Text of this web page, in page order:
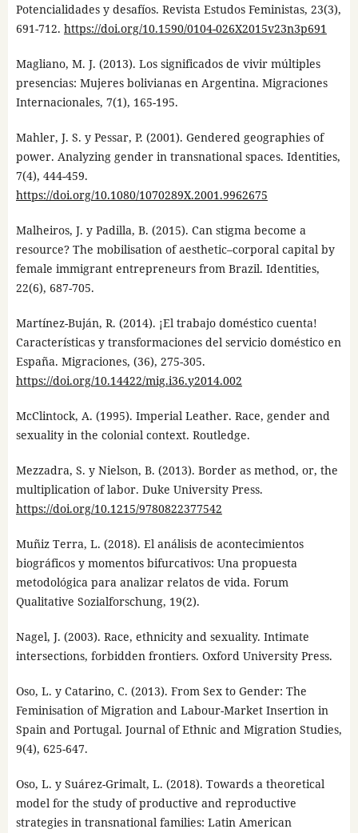
Potencialidades y desafíos. Revista Estudos Feministas, 23(3),
691-712. https://doi.org/10.1590/0104-026X2015v23n3p691
Magliano, M. J. (2013). Los significados de vivir múltiples
presencias: Mujeres bolivianas en Argentina. Migraciones
Internacionales, 7(1), 165-195.
Mahler, J. S. y Pessar, P. (2001). Gendered geographies of
power. Analyzing gender in transnational spaces. Identities,
7(4), 444-459.
https://doi.org/10.1080/1070289X.2001.9962675
Malheiros, J. y Padilla, B. (2015). Can stigma become a
resource? The mobilisation of aesthetic–corporal capital by
female immigrant entrepreneurs from Brazil. Identities,
22(6), 687-705.
Martínez-Buján, R. (2014). ¡El trabajo doméstico cuenta!
Características y transformaciones del servicio doméstico en
España. Migraciones, (36), 275-305.
https://doi.org/10.14422/mig.i36.y2014.002
McClintock, A. (1995). Imperial Leather. Race, gender and
sexuality in the colonial context. Routledge.
Mezzadra, S. y Nielson, B. (2013). Border as method, or, the
multiplication of labor. Duke University Press.
https://doi.org/10.1215/9780822377542
Muñiz Terra, L. (2018). El análisis de acontecimientos
biográficos y momentos bifurcativos: Una propuesta
metodológica para analizar relatos de vida. Forum
Qualitative Sozialforschung, 19(2).
Nagel, J. (2003). Race, ethnicity and sexuality. Intimate
intersections, forbidden frontiers. Oxford University Press.
Oso, L. y Catarino, C. (2013). From Sex to Gender: The
Feminisation of Migration and Labour-Market Insertion in
Spain and Portugal. Journal of Ethnic and Migration Studies,
9(4), 625-647.
Oso, L. y Suárez-Grimalt, L. (2018). Towards a theoretical
model for the study of productive and reproductive
strategies in transnational families: Latin American